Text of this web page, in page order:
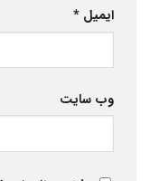
ایمیل *
وب‌ سایت